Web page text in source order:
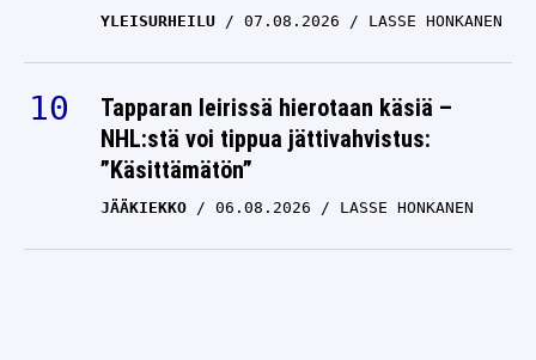
YLEISURHEILU 07.08.2026 LASSE HONKANEN
Tapparan leirissä hierotaan käsiä –
NHL:stä voi tippua jättivahvistus:
”Käsittämätön”
JÄÄKIEKKO 06.08.2026 LASSE HONKANEN